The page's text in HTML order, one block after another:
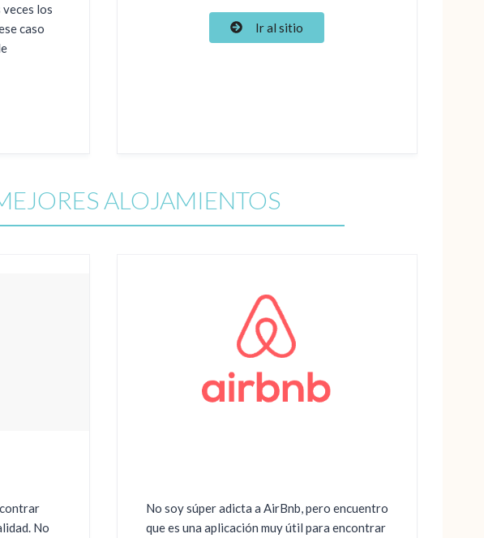
los
caso
Ir al sitio
ALOJAMIENTOS
No
No soy súper adicta a AirBnb, pero encuentro
que es una aplicación muy útil para encontrar